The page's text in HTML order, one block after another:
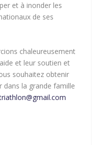
et à inonder les
de ses
chaleureusement
et leur soutien et
souhaitez obtenir
dans la grande famille